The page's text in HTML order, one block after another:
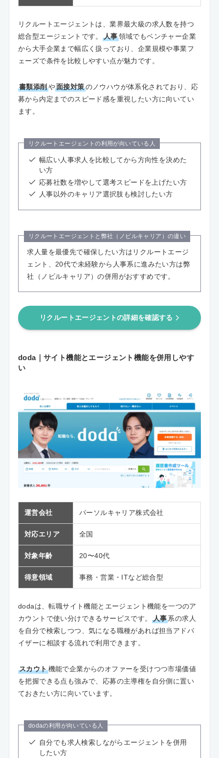
リクルートエージェントは、業界最大級の求人数を持つ
総合型エージェントです。
人事領域でもベンチャー企業
から大手企業まで幅広く扱っており、企業規模や事業フ
ェーズで条件を比較しやすい点が魅力です。
書類添削や面接対策のノウハウが体系化されており、応
募から内定までのスピード感を重視したい方に向いてい
ます。
リクルートエージェントの利用が向いている人
幅広い人事求人を比較してから方向性を決めた
い方
応募社数を増やして選考スピードを上げたい方
人事以外のキャリア選択肢も検討したい方
リクルートエージェントと弊社（ノビルキャリア）の違い
求人量を最優先で確保したい方はリクルートエージ
ェント、20代で未経験から人事系に進みたい方は弊
社（ノビルキャリア）の併用がおすすめです。
リクルートエージェントの詳細を確認する
doda｜サイト機能とエージェント機能を併用しやす
い
運営会社 パーソルキャリア株式会社
対応エリア 全国
対象年齢 20〜40代
得意領域 事務・営業・ITなど総合型
dodaは、転職サイト機能とエージェント機能を一つのア
カウントで使い分けできるサービスです。
人事系の求人
を自分で検索しつつ、気になる職種があれば担当アドバ
イザーに相談する流れで利用できます。
スカウト機能で企業からのオファーを受けつつ市場価値
を把握できる点も強みで、応募の主導権を自分側に置い
ておきたい方に向いています。
dodaの利用が向いている人
自分でも求人検索しながらエージェントを併用
したい方